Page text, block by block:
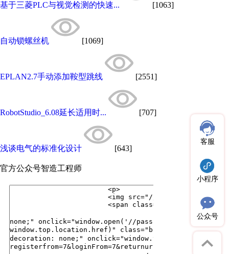
基于三菱PLC与视觉检测的快速... [1063]
自动锁螺丝机 [1069]
EPLAN2.7手动添加鞍型跳线 [2551]
RobotStudio_6.08延长适用时... [707]
浅谈电气的标准化设计 [643]
官方公众号智造工程师
客服
小程序
公众号